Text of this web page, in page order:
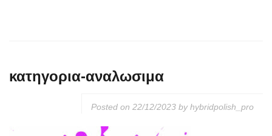
κατηγορια-αναλωσιμα
Posted on 22/12/2023 byhybridpolish_pro